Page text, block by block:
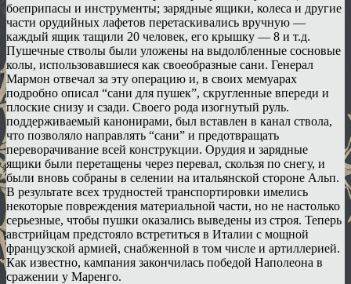
боеприпасы и инструменты; зарядные ящики, колеса и другие
части орудийных лафетов перетаскивались вручную —
каждый ящик тащили 20 человек, его крышку — 8 и т.д.
Пушечные стволы были уложены на выдолбленные сосновые
колы, использовавшиеся как своеобразные сани. Генерал
Мармон отвечал за эту операцию и, в своих мемуарах
подробно описал “сани для пушек”, скругленные впереди и
плоские снизу и сзади. Своего рода изогнутый руль.
поддерживаемый канонирами, был вставлен в канал ствола,
что позволяло направлять “сани” и предотвращать
переворачивание всей конструкции. Орудия и зарядные
ящики были перетащены через перевал, скользя по снегу, и
были вновь собраны в селении на итальянской стороне Альп.
В результате всех трудностей транспортировки имелись
некоторые повреждения материальной части, но не настолько
серьезные, чтобы пушки оказались выведены из строя. Теперь
австрийцам предстояло встретиться в Италии с мощной
французской армией, снабженной в том числе и артиллерией.
Как известно, кампания закончилась победой Наполеона в
сражении у Маренго.